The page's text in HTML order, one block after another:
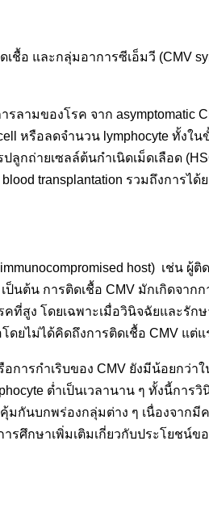
ชื้อ และกลุ่มอาการซีเอ็มวี (CMV
ามของโรค จาก asymptomatic
หรือลดจำนวน lymphocyte ทั้งใ
กถ่ายเซลล์ต้นกำเนิดเม็ดเลือด
transplantation รวมถึงการไ
host) เช่น ผู้ติด
นต้น การติดเชื้อ CMV มักเกิดจาก
ที่สูง โดยเฉพาะเมื่อวินิจฉัยและรัก
ดยไม่ได้คิดถึงการติดเชื้อ CMV แต่แ
ารกำเริบของ CMV ยังมีน้อยกว่า
ต่ำเป็นเวลานาน ๆ ทั้งนี้การ
กันบกพร่องกลุ่มต่าง ๆ เนื่องจากมี
ศึกษาเพิ่มเติมเกี่ยวกับประโยชน์